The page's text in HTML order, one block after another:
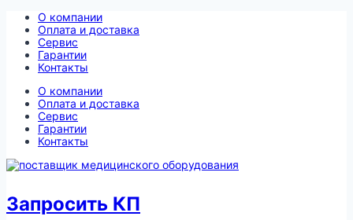
Перейти
содержимому
О компании
Оплата и доставка
Сервис
Гарантии
Контакты
О компании
Оплата и доставка
Сервис
Гарантии
Контакты
Запросить КП